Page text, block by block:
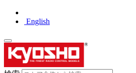
English